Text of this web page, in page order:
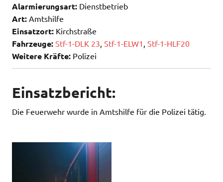
Alarmierungsart: Dienstbetrieb
Art: Amtshilfe
Einsatzort: Kirchstraße
Fahrzeuge: Stf-1-DLK 23 Stf-1-ELW1 Stf-1-HLF20
Weitere Kräfte: Polizei
Einsatzbericht:
Die Feuerwehr wurde in Amtshilfe für die Polizei tätig.